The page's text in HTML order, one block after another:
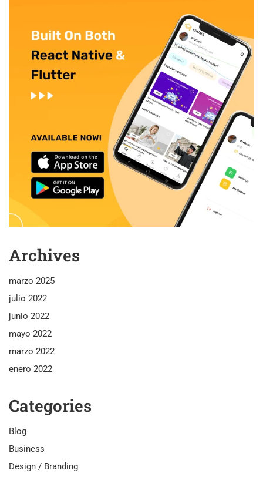
Archives
marzo 2025
julio 2022
junio 2022
mayo 2022
marzo 2022
enero 2022
Categories
Blog
Business
Design / Branding